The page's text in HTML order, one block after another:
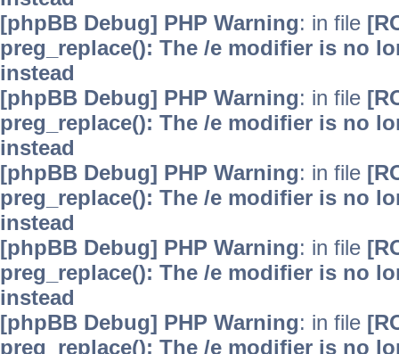
[phpBB Debug] PHP Warning: in file
preg_replace(): The /e modifier is no
instead
[phpBB Debug] PHP Warning: in file
preg_replace(): The /e modifier is no
instead
[phpBB Debug] PHP Warning: in file
preg_replace(): The /e modifier is no
instead
[phpBB Debug] PHP Warning: in file
preg_replace(): The /e modifier is no
instead
[phpBB Debug] PHP Warning: in file
preg_replace(): The /e modifier is no